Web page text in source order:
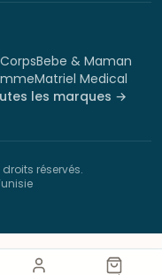
CorpsBebe & Maman
Matriel Medical
les marques →
réservés.